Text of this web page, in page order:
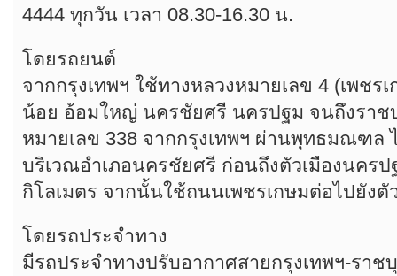
4444 ทุกวัน เวลา 08.30-16.30 น.
โดยรถยนต์
จากกรุงเทพฯ ใช้ทางหลวงหมายเลข 4 (เพชร
น้อย อ้อมใหญ่ นครชัยศรี นครปฐม จนถึงราช
หมายเลข 338 จากกรุงเทพฯ ผ่านพุทธมณฑล
บริเวณอำเภอนครชัยศรี ก่อนถึงตัวเมืองนคร
กิโลเมตร จากนั้นใช้ถนนเพชรเกษมต่อไปยังตั
โดยรถประจำทาง
มีรถประจำทางปรับอากาศสายกรุงเทพฯ-ราช